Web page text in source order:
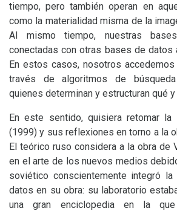
tiempo, pero también operan en
como la materialidad misma de la
Al mismo tiempo, nuestras
conectadas con otras bases de datos
En estos casos, nosotros
través de algoritmos de
quienes determinan y estructuran qué
En este sentido, quisiera retomar la
(1999) y sus reflexiones en torno a la
El teórico ruso considera a la obra de
en el arte de los nuevos medios
soviético conscientemente integró
datos en su obra: su laboratorio
una gran enciclopedia en la que